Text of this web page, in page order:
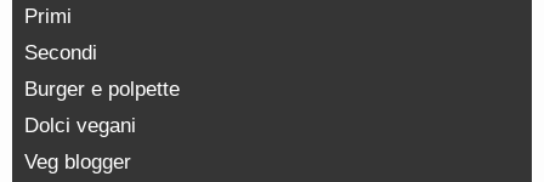
Primi
Secondi
Burger e polpette
Dolci vegani
Veg blogger